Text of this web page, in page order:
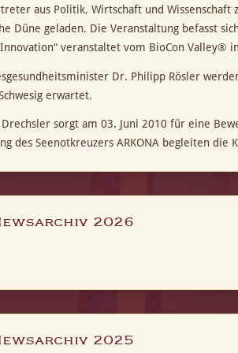
aus Politik, Wirtschaft und
Düne geladen. Die Veranstaltung befasst
veranstaltet vom BioCon Valley®
Dr. Philipp Rösler
erwartet.
sorgt am 03. Juni 2010 für eine
des Seenotkreuzers ARKONA begleiten die
2026
2025